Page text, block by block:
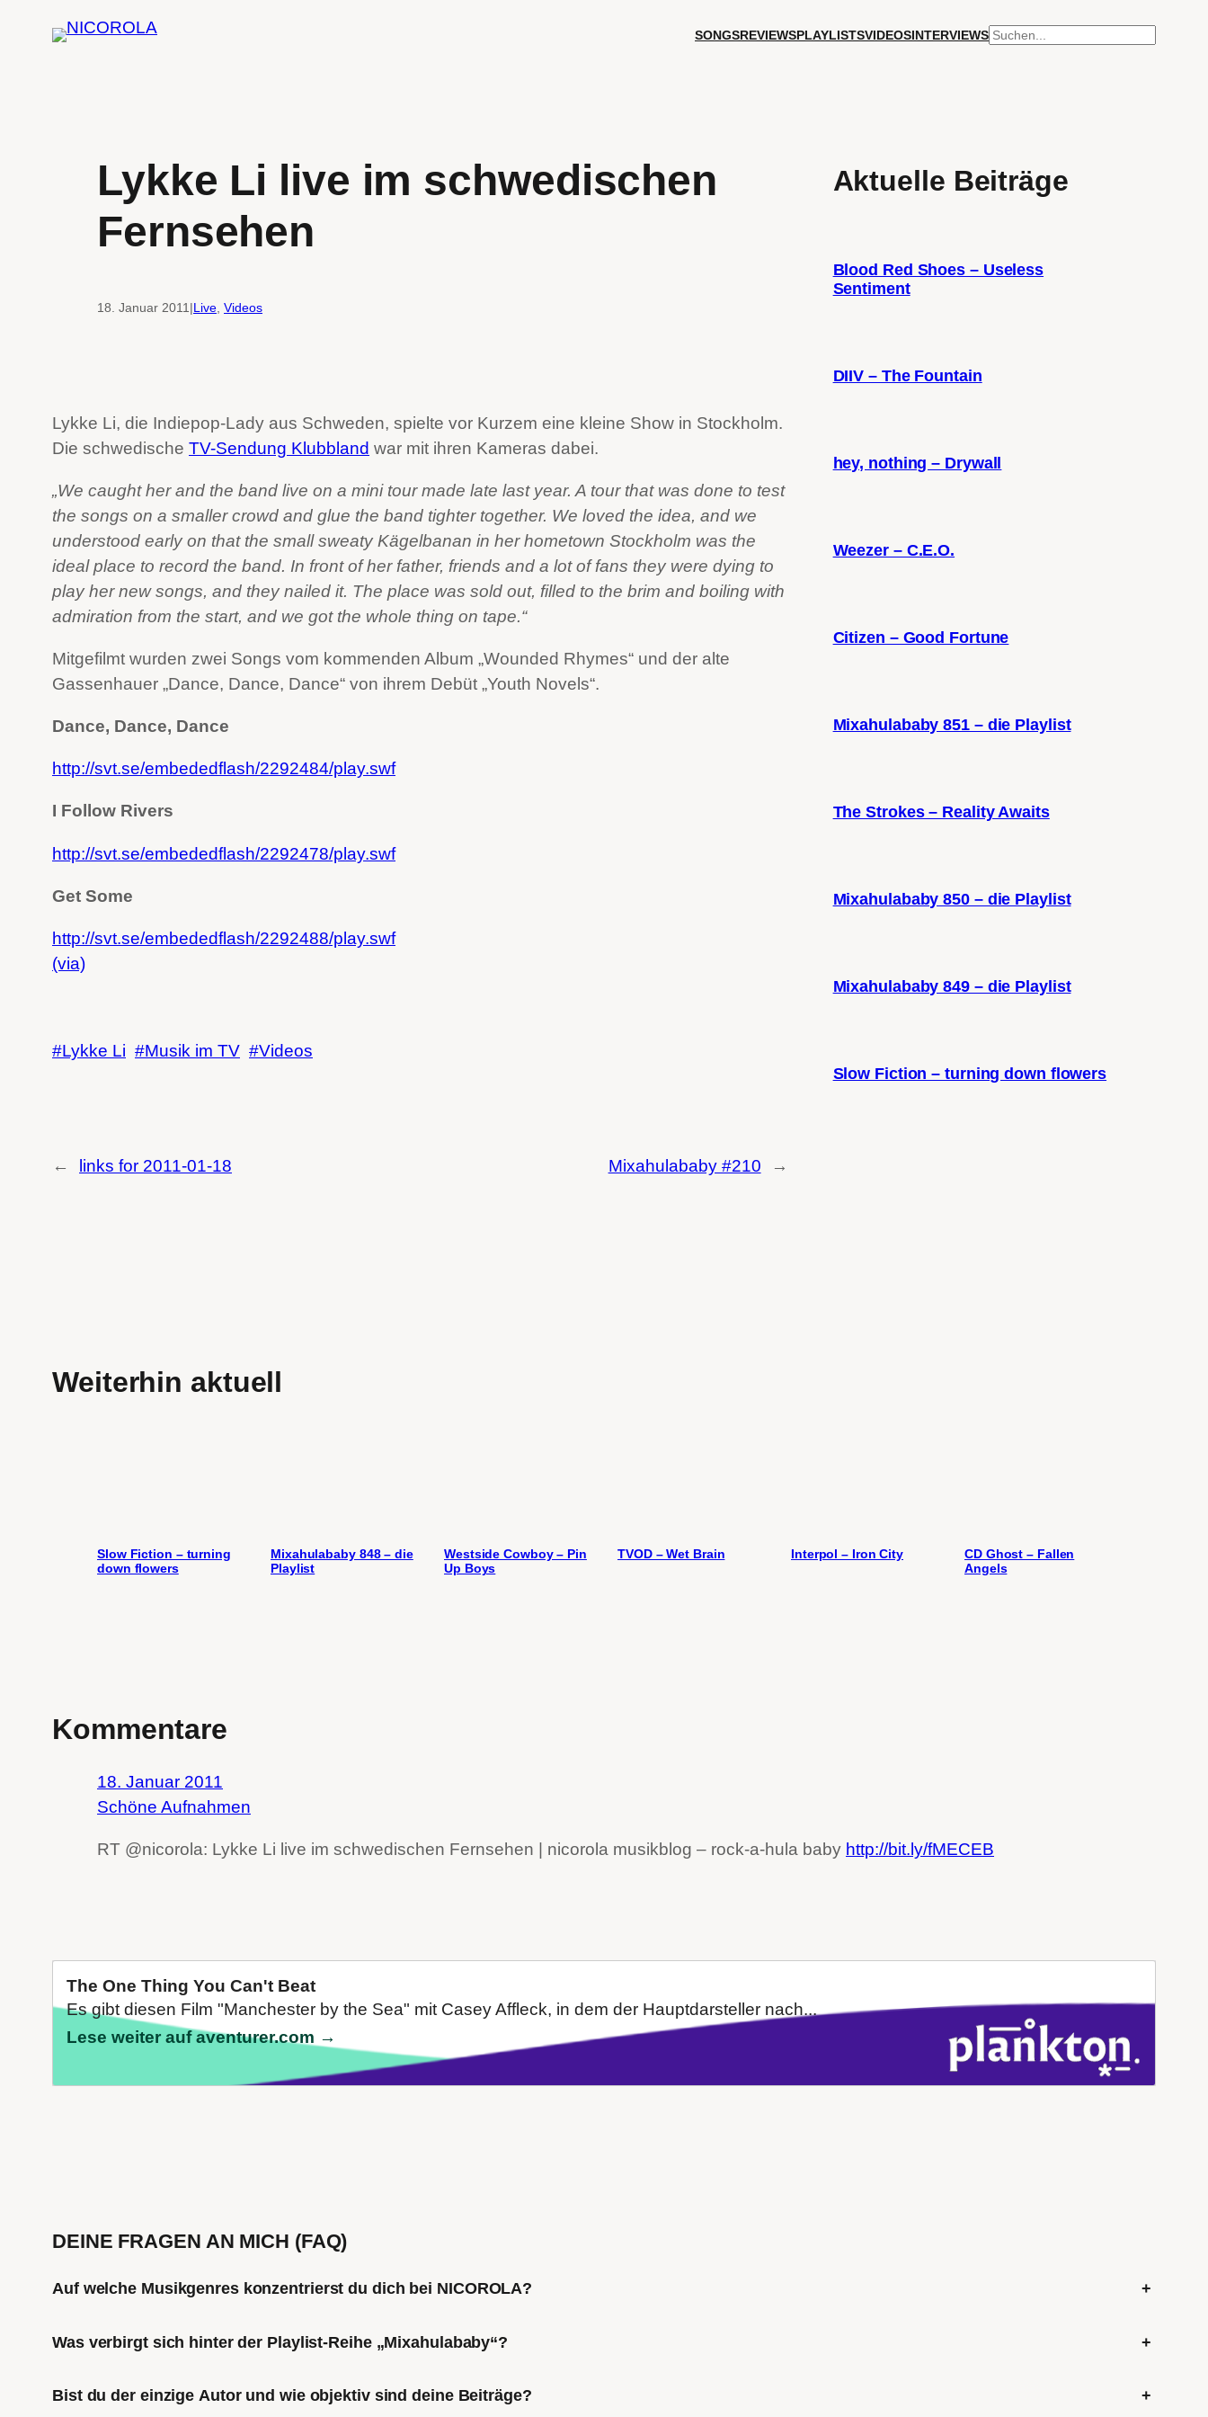
SONGSREVIEWSPLAYLISTSVIDEOSINTERVIEWSSUCHEN
Lykke Li live im schwedischen
Fernsehen
18. Januar 2011|Live, Videos
Lykke Li, die Indiepop-Lady aus Schweden, spielte vor Kurzem eine kleine Show in Stockholm.
Die schwedische TV-Sendung Klubbland war mit ihren Kameras dabei.
„We caught her and the band live on a mini tour made late last year. A tour that was done to test
the songs on a smaller crowd and glue the band tighter together. We loved the idea, and we
understood early on that the small sweaty Kägelbanan in her hometown Stockholm was the
ideal place to record the band. In front of her father, friends and a lot of fans they were dying to
play her new songs, and they nailed it. The place was sold out, filled to the brim and boiling with
admiration from the start, and we got the whole thing on tape.“
Mitgefilmt wurden zwei Songs vom kommenden Album „Wounded Rhymes“ und der alte
Gassenhauer „Dance, Dance, Dance“ von ihrem Debüt „Youth Novels“.
Dance, Dance, Dance
http://svt.se/embededflash/2292484/play.swf
I Follow Rivers
http://svt.se/embededflash/2292478/play.swf
Get Some
http://svt.se/embededflash/2292488/play.swf
(via)
Lykke Li Musik im TV Videos
← links for 2011-01-18 Mixahulababy #210 →
Aktuelle Beiträge
Blood Red Shoes – Useless
Sentiment
DIIV – The Fountain
hey, nothing – Drywall
Weezer – C.E.O.
Citizen – Good Fortune
Mixahulababy 851 – die Playlist
The Strokes – Reality Awaits
Mixahulababy 850 – die Playlist
Mixahulababy 849 – die Playlist
Slow Fiction – turning down flowers
Weiterhin aktuell
Slow Fiction – turning
down flowers
Mixahulababy 848 – die
Playlist
Westside Cowboy – Pin
Up Boys
TVOD – Wet Brain Interpol – Iron City
CD Ghost – Fallen
Angels
Kommentare
18. Januar 2011
Schöne Aufnahmen
RT @nicorola: Lykke Li live im schwedischen Fernsehen | nicorola musikblog – rock-a-hula baby http://bit.ly/fMECEB
The One Thing You Can't Beat
Es gibt diesen Film "Manchester by the Sea" mit Casey Affleck, in dem der Hauptdarsteller nach...
Lese weiter auf aventurer.com →
DEINE FRAGEN AN MICH (FAQ)
Auf welche Musikgenres konzentrierst du dich bei NICOROLA? +
Was verbirgt sich hinter der Playlist-Reihe „Mixahulababy“? +
Bist du der einzige Autor und wie objektiv sind deine Beiträge? +